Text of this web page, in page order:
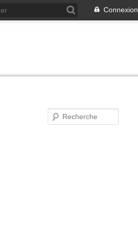
Connexion